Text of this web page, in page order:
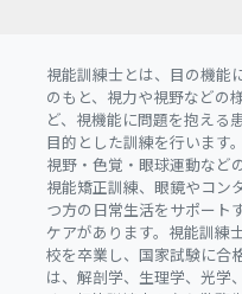
視能訓練士とは、目の機能
のもと、視力や視野などの
ど、視機能に問題を抱える
目的とした訓練を行います
視野・色覚・眼球運動など
視能矯正訓練、眼鏡やコン
つ方の日常生活をサポート
ケアがあります。視能訓練
校を卒業し、国家試験に合
は、解剖学、生理学、光学